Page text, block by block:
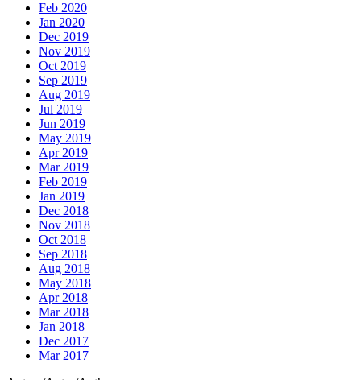
Feb 2020
Jan 2020
Dec 2019
Nov 2019
Oct 2019
Sep 2019
Aug 2019
Jul 2019
Jun 2019
May 2019
Apr 2019
Mar 2019
Feb 2019
Jan 2019
Dec 2018
Nov 2018
Oct 2018
Sep 2018
Aug 2018
May 2018
Apr 2018
Mar 2018
Jan 2018
Dec 2017
Mar 2017